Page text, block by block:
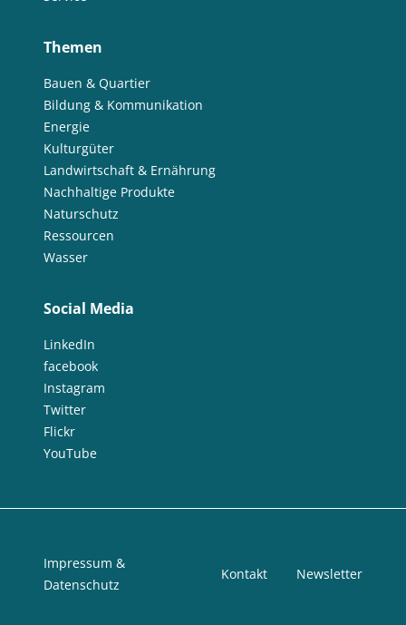
Themen
Bauen & Quartier
Bildung & Kommunikation
Energie
Kulturgüter
Landwirtschaft & Ernährung
Nachhaltige Produkte
Naturschutz
Ressourcen
Wasser
Social Media
LinkedIn
facebook
Instagram
Twitter
Flickr
YouTube
Impressum &
Datenschutz
Kontakt Newsletter